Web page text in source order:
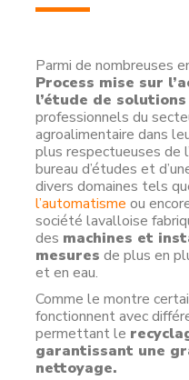
Parmi de nombreuses
Process mise sur
l’étude de solutions
professionnels du
agroalimentaire dans
plus respectueuses de
bureau d’études et
divers domaines tels
l’automatisme ou
société lavalloise
des machines et
mesures de plus en
et en eau.
Comme le montre
fonctionnent avec
permettant le
garantissant une
nettoyage.